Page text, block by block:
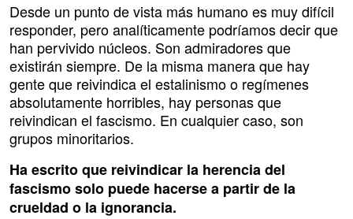
Desde un punto de vista más humano es muy difícil
responder, pero analíticamente podríamos decir que
han pervivido núcleos. Son admiradores que
existirán siempre. De la misma manera que hay
gente que reivindica el estalinismo o regímenes
absolutamente horribles, hay personas que
reivindican el fascismo. En cualquier caso, son
grupos minoritarios.
Ha escrito que reivindicar la herencia del
fascismo solo puede hacerse a partir de la
crueldad o la ignorancia.